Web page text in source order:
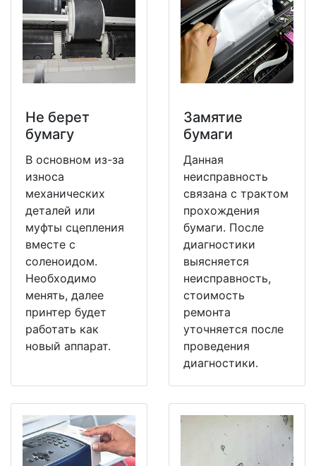
Не берет
бумагу
В основном из-за
износа
механических
деталей или
муфты сцепления
вместе с
соленоидом.
Необходимо
менять, далее
принтер будет
работать как
новый аппарат.
Замятие
бумаги
Данная
неисправность
связана с трактом
прохождения
бумаги. После
диагностики
выясняется
неисправность,
стоимость
ремонта
уточняется после
проведения
диагностики.